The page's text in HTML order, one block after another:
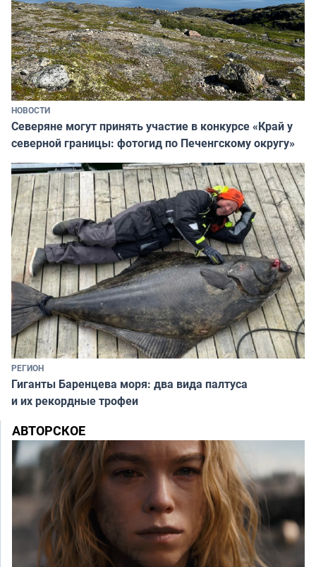
НОВОСТИ
Северяне могут принять участие в конкурсе «Край у
северной границы: фотогид по Печенгскому округу»
РЕГИОН
Гиганты Баренцева моря: два вида палтуса
и их рекордные трофеи
АВТОРСКОЕ